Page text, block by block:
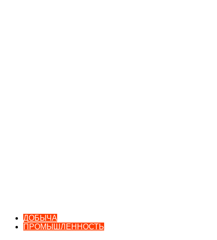
ДОБЫЧА
ПРОМЫШЛЕННОСТЬ